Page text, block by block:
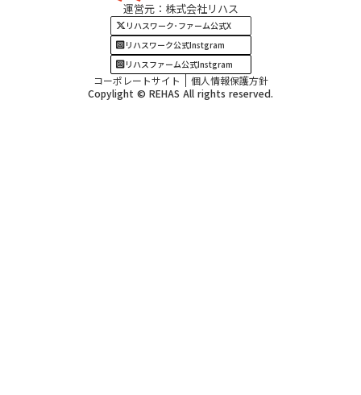
四国・九州エリア運営元：株式会社リハス
リハスワーク･ファーム公式X
リハスワーク公式Instgram
リハスファーム公式Instgram
コーポレートサイト
個人情報保護方針
Copylight © REHAS All rights reserved.